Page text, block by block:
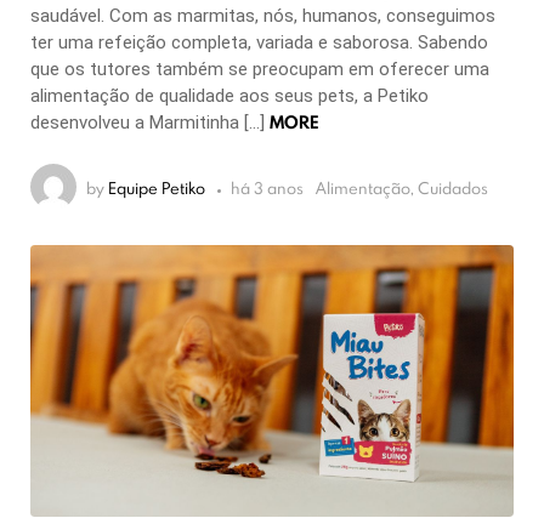
saudável. Com as marmitas, nós, humanos, conseguimos
ter uma refeição completa, variada e saborosa. Sabendo
que os tutores também se preocupam em oferecer uma
alimentação de qualidade aos seus pets, a Petiko
desenvolveu a Marmitinha […] MORE
by Equipe Petiko há 3 anos Alimentação, Cuidados